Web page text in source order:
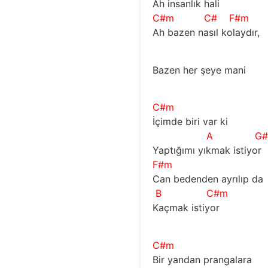
Ah insanlık hali
C#m
C#
F#m
Ah bazen nasıl kolaydır,
Bazen her şeye mani
C#m
İçimde biri var ki
A
Yaptığımı yıkmak istiyor
F#m
Can bedenden ayrılıp da
B
C#m
Kaçmak istiyor
C#m
Bir yandan prangalara